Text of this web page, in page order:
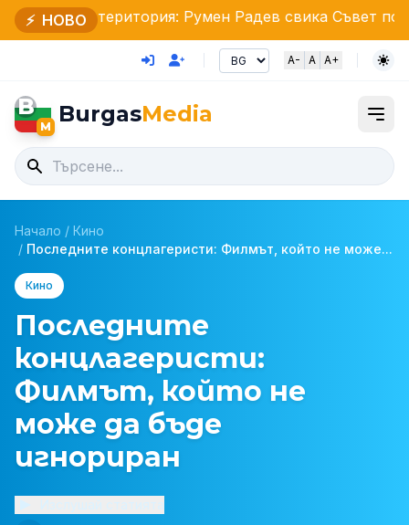
⚡ НОВОРумен Радев свика Съвет по сигурността
A- A A+
B
M BurgasMedia
Начало / Кино
/ Последните концлагеристи: Филмът, който не може...
Кино
Последните
концлагеристи:
Филмът, който не
може да бъде
игнориран